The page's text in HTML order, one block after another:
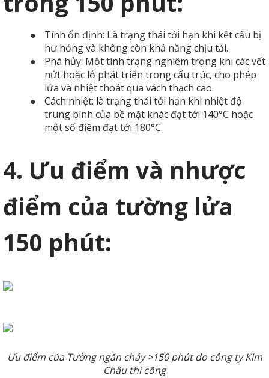
●
Tính ổn định: Là trạng thái tới hạn khi kết cấu bị
hư hỏng và không còn khả năng chịu tải.
●
Phá hủy: Một tình trạng nghiêm trọng khi các vết
nứt hoặc lỗ phát triển trong cấu trúc, cho phép
lửa và nhiệt thoát qua vách thạch cao.
●
Cách nhiệt: là trạng thái tới hạn khi nhiệt độ
trung bình của bề mặt khác đạt tới 140°C hoặc
một số điểm đạt tới 180°C.
4. Ưu điểm và nhược
điểm của tường lửa
150 phút:
Ưu điểm của Tường ngăn cháy >150 phút do công ty Kim
Châu thi công